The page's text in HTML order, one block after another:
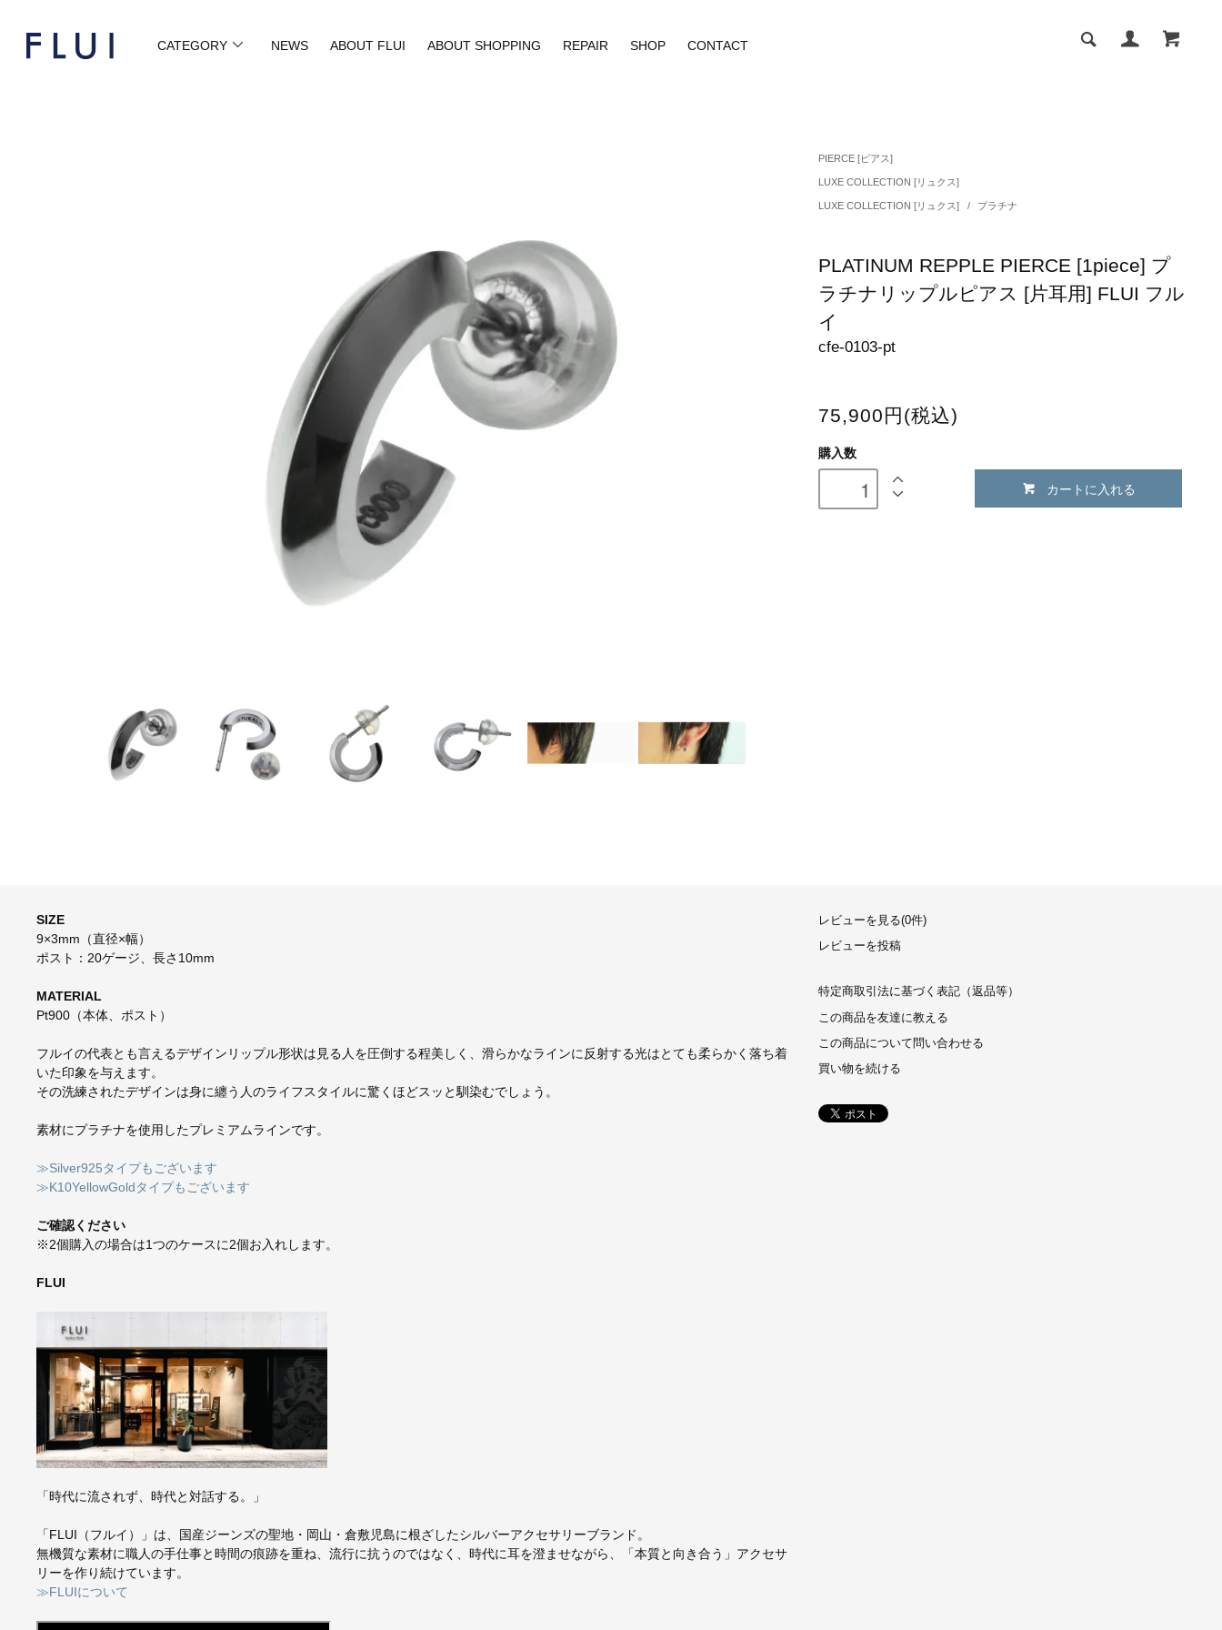
CATEGORY NEWS ABOUT FLUI ABOUT SHOPPING REPAIR SHOP CONTACT
PIERCE [ピアス]
LUXE COLLECTION [リュクス]
LUXE COLLECTION [リュクス] / プラチナ
PLATINUM REPPLE PIERCE [1piece] プ
ラチナリップルピアス [片耳用] FLUI フル
イ
cfe-0103-pt
75,900円(税込)
購入数
カートに入れる
SIZE
9×3mm（直径×幅）
ポスト：20ゲージ、長さ10mm
MATERIAL
Pt900（本体、ポスト）
フルイの代表とも言えるデザインリップル形状は見る人を圧倒する程美しく、滑らかなラインに反射する光はとても柔らかく落ち着
いた印象を与えます。
その洗練されたデザインは身に纏う人のライフスタイルに驚くほどスッと馴染むでしょう。
素材にプラチナを使用したプレミアムラインです。
≫Silver925タイプもございます
≫K10YellowGoldタイプもございます
ご確認ください
※2個購入の場合は1つのケースに2個お入れします。
FLUI
「時代に流されず、時代と対話する。」
「FLUI（フルイ）」は、国産ジーンズの聖地・岡山・倉敷児島に根ざしたシルバーアクセサリーブランド。
無機質な素材に職人の手仕事と時間の痕跡を重ね、流行に抗うのではなく、時代に耳を澄ませながら、「本質と向き合う」アクセサ
リーを作り続けています。
≫FLUIについて
レビューを見る(0件)
レビューを投稿
特定商取引法に基づく表記（返品等）
この商品を友達に教える
この商品について問い合わせる
買い物を続ける